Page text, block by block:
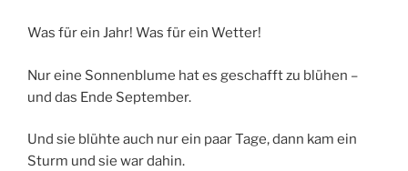
Was für ein Jahr! Was für ein Wetter!
Nur eine Sonnenblume hat es geschafft zu blühen –
und das Ende September.
Und sie blühte auch nur ein paar Tage, dann kam ein
Sturm und sie war dahin.